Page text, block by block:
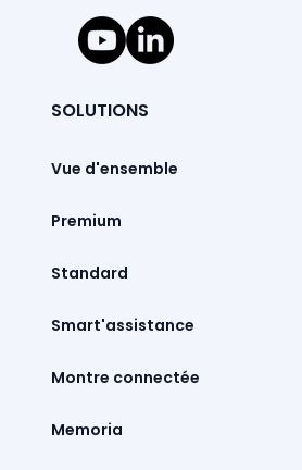
SOLUTIONS
Vue d'ensemble
Premium
Standard
Smart'assistance
Montre connectée
Memoria